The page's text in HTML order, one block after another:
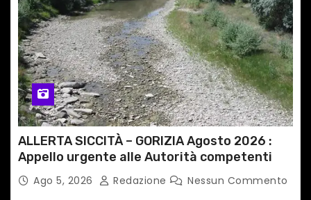
ALLERTA SICCITÀ – GORIZIA Agosto 2026 :
Appello urgente alle Autorità competenti
Ago 5, 2026 Redazione Nessun Commento